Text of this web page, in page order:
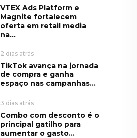
VTEX Ads Platform e
Magnite fortalecem
oferta em retail media
na...
2 dias atrás
TikTok avança na jornada
de compra e ganha
espaço nas campanhas...
3 dias atrás
Combo com desconto é o
principal gatilho para
aumentar o gasto...